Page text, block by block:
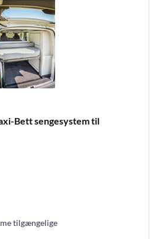
Bett sengesystem til
tilgængelige